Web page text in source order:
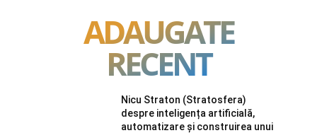
ADAUGATE
RECENT
Nicu Straton (Stratosfera)
despre inteligența artificială,
automatizare și construirea unui